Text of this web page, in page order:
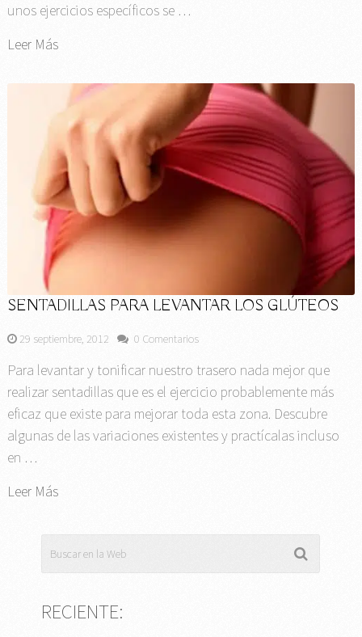
unos ejercicios específicos se …
Leer Más
SENTADILLAS PARA LEVANTAR LOS GLÚTEOS
29 septiembre, 2012 0 Comentarios
Para levantar y tonificar nuestro trasero nada mejor que
realizar sentadillas que es el ejercicio probablemente más
eficaz que existe para mejorar toda esta zona. Descubre
algunas de las variaciones existentes y practícalas incluso
en …
Leer Más
RECIENTE: